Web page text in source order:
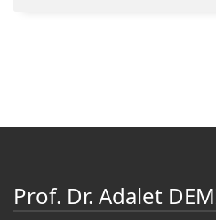
Prof. Dr. Adalet